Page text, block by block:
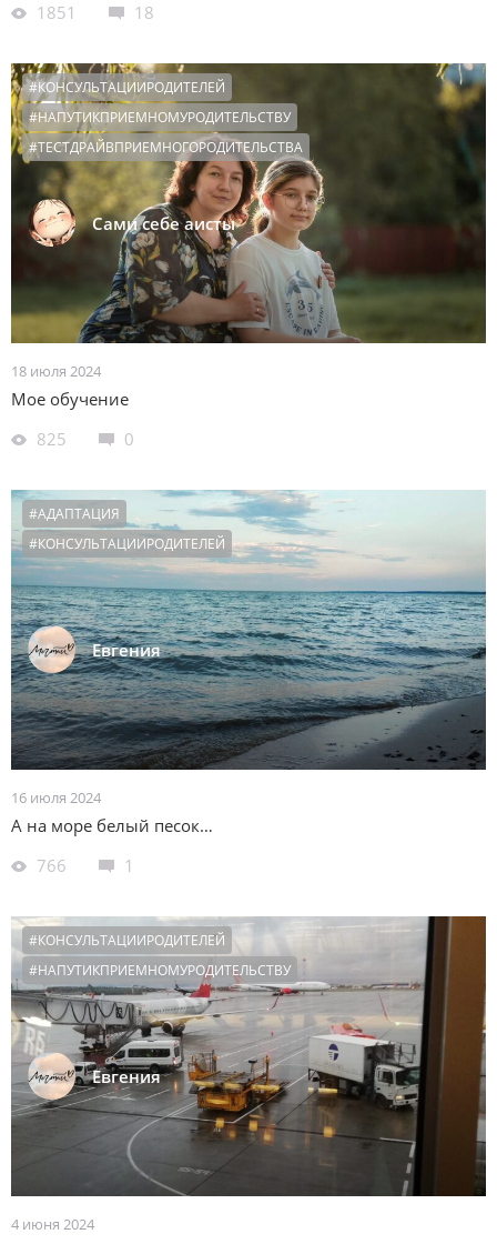
1851
18
Сами себе аисты
#КОНСУЛЬТАЦИИРОДИТЕЛЕЙ
#НАПУТИКПРИЕМНОМУРОДИТЕЛЬСТВУ
#ТЕСТДРАЙВПРИЕМНОГОРОДИТЕЛЬСТВА
18 июля 2024
Мое обучение
825
0
Евгения
#АДАПТАЦИЯ
#КОНСУЛЬТАЦИИРОДИТЕЛЕЙ
16 июля 2024
А на море белый песок…
766
1
Евгения
#КОНСУЛЬТАЦИИРОДИТЕЛЕЙ
#НАПУТИКПРИЕМНОМУРОДИТЕЛЬСТВУ
4 июня 2024